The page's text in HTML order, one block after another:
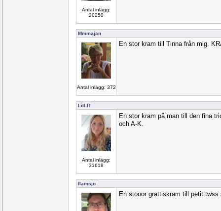
Antal inlägg:
20250
Mmmajan
Antal inlägg: 372
En stor kram till Tinna från mig.
Lill-IT
Antal inlägg:
31618
En stor kram på man till den fina
och A-K.
flamsjo
En stooor grattiskram till petit twss